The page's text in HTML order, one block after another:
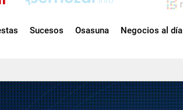
Sucesos Osasuna Negocios al día